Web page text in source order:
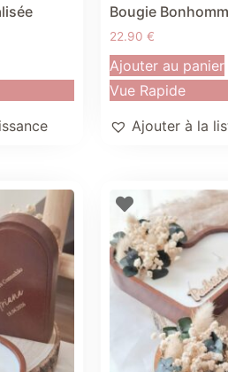
Bougie
22.90€
Ajouter au panier
Vue Rapide
Ajouter à la